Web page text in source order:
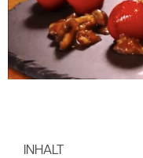
INHALT